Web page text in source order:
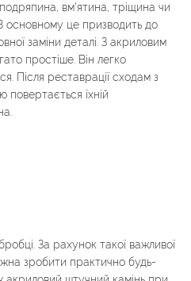
вм'ятина, тріщина чи
основному це призводить до
заміни деталі. З акриловим
простіше. Він легко
Після реставрації сходам з
їхній
За рахунок такої важливої
зробити практично будь-